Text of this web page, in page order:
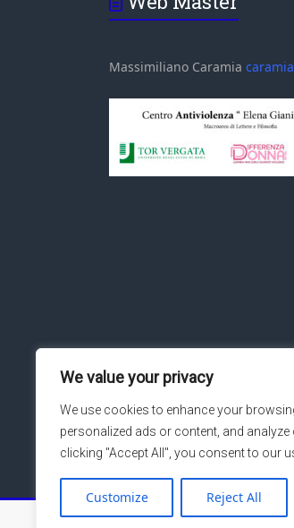
We value your privacy
We use cookies to enhance your
personalized ads or content, and analyze
clicking "Accept All", you consent to our
Customize Reject All
Massimiliano Caramia
Copyright © 2026Macroarea di